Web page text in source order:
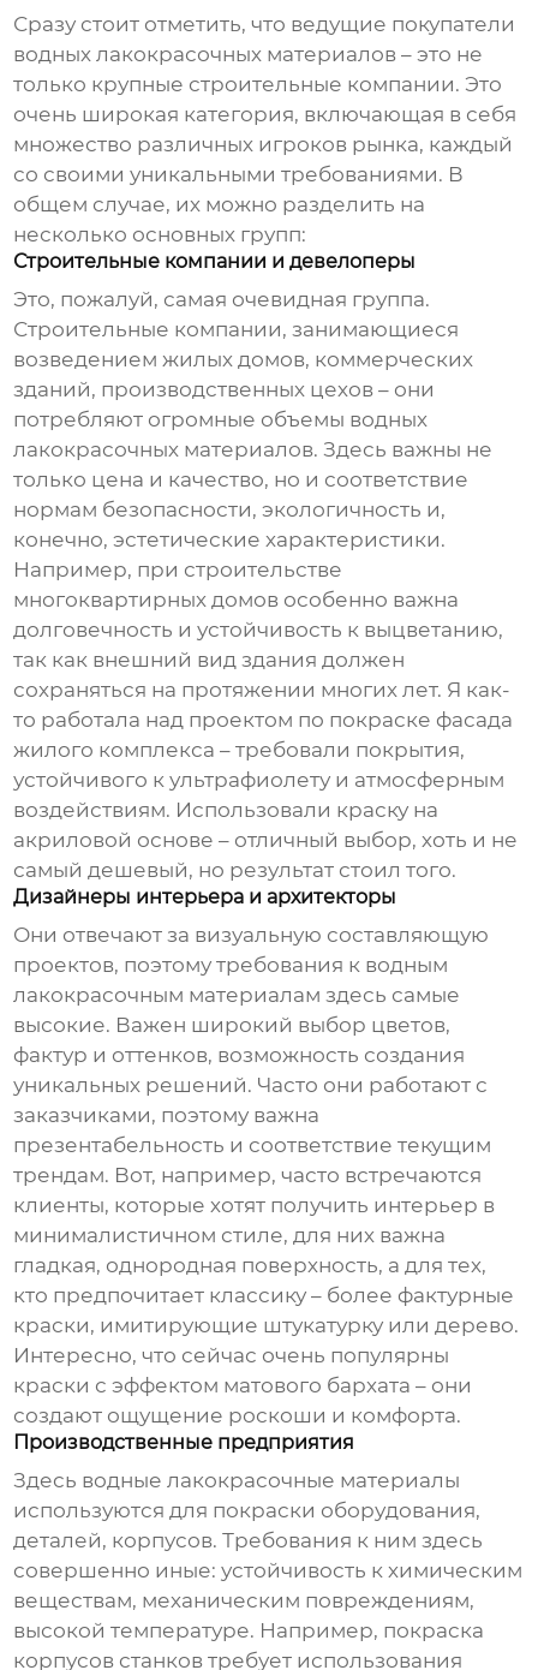
Сразу стоит отметить, что ведущие покупатели
водных лакокрасочных материалов – это не
только крупные строительные компании. Это
очень широкая категория, включающая в себя
множество различных игроков рынка, каждый
со своими уникальными требованиями. В
общем случае, их можно разделить на
несколько основных групп:
Строительные компании и девелоперы
Это, пожалуй, самая очевидная группа.
Строительные компании, занимающиеся
возведением жилых домов, коммерческих
зданий, производственных цехов – они
потребляют огромные объемы водных
лакокрасочных материалов. Здесь важны не
только цена и качество, но и соответствие
нормам безопасности, экологичность и,
конечно, эстетические характеристики.
Например, при строительстве
многоквартирных домов особенно важна
долговечность и устойчивость к выцветанию,
так как внешний вид здания должен
сохраняться на протяжении многих лет. Я как-
то работала над проектом по покраске фасада
жилого комплекса – требовали покрытия,
устойчивого к ультрафиолету и атмосферным
воздействиям. Использовали краску на
акриловой основе – отличный выбор, хоть и не
самый дешевый, но результат стоил того.
Дизайнеры интерьера и архитекторы
Они отвечают за визуальную составляющую
проектов, поэтому требования к водным
лакокрасочным материалам здесь самые
высокие. Важен широкий выбор цветов,
фактур и оттенков, возможность создания
уникальных решений. Часто они работают с
заказчиками, поэтому важна
презентабельность и соответствие текущим
трендам. Вот, например, часто встречаются
клиенты, которые хотят получить интерьер в
минималистичном стиле, для них важна
гладкая, однородная поверхность, а для тех,
кто предпочитает классику – более фактурные
краски, имитирующие штукатурку или дерево.
Интересно, что сейчас очень популярны
краски с эффектом матового бархата – они
создают ощущение роскоши и комфорта.
Производственные предприятия
Здесь водные лакокрасочные материалы
используются для покраски оборудования,
деталей, корпусов. Требования к ним здесь
совершенно иные: устойчивость к химическим
веществам, механическим повреждениям,
высокой температуре. Например, покраска
корпусов станков требует использования